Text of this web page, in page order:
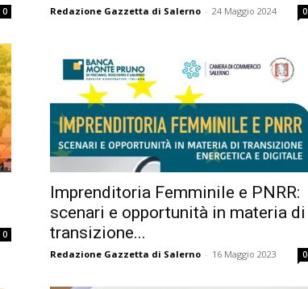
0 Redazione Gazzetta di Salerno - 24 Maggio 2024 0
0
Imprenditoria Femminile e PNRR:
scenari e opportunità in materia di
transizione...
Redazione Gazzetta di Salerno - 16 Maggio 2023 0